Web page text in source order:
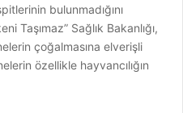
bulunmadığını
Taşımaz” Sağlık Bakanlığı,
çoğalmasına elverişli
özellikle hayvancılığın